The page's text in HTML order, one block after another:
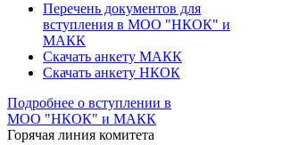
Перечень документов для
вступления в МОО "НКОК" и
МАКК
Скачать анкету МАКК
Скачать анкету НКОК
Подробнее о вступлении в
МОО "НКОК" и МАКК
Горячая линия комитета